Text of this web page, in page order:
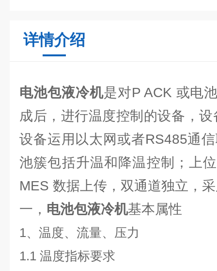
详情介绍
电池包液冷机是对P ACK 或电
成后，进行温度控制的设备，
设备运用以太网或者RS485通
池簇包括升温和降温控制；上
MES 数据上传，双通道独立，
一， 电池包液冷机基本属性
1、温度、流量、压力
1.1 温度指标要求